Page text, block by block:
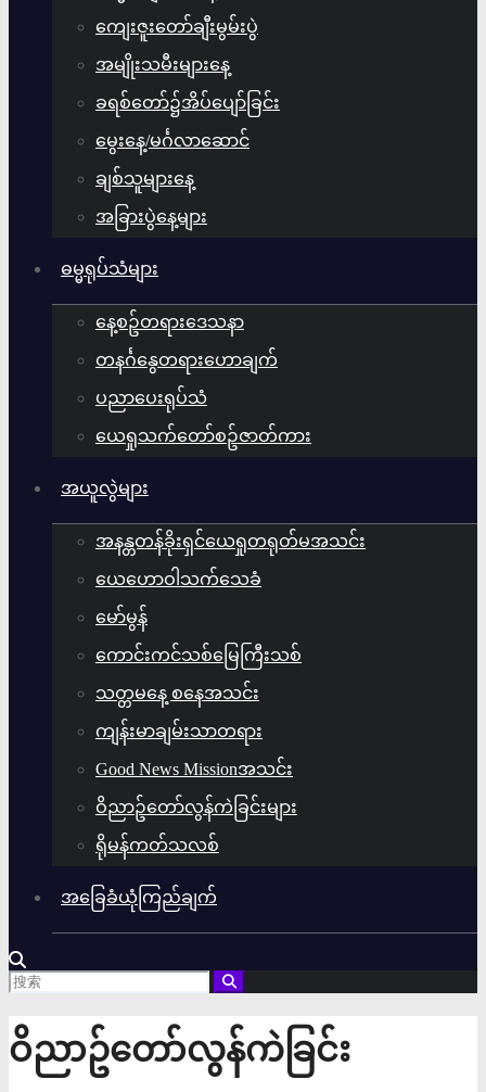
ကျေးဇူးတော်ချီးမွမ်းပွဲ
အမျိုးသမီးများနေ့
ခရစ်တော်၌အိပ်ပျော်ခြင်း
မွေးနေ့/မင်္ဂလာဆောင်
ချစ်သူများနေ့
အခြားပွဲနေ့များ
ဓမ္မရုပ်သံများ
နေ့စဥ်တရားဒေသနာ
တနင်္ဂနွေတရားဟောချက်
ပညာပေးရုပ်သံ
ယေရှုသက်တော်စဥ်ဇာတ်ကား
အယူလွဲများ
အနန္တတန်ခိုးရှင်ယေရှုတရုတ်မအသင်း
ယေဟောဝါသက်သေခံ
မော်မွန်
ကောင်းကင်သစ်မြေကြီးသစ်
သတ္တမနေ့ စနေအသင်း
ကျန်းမာချမ်းသာတရား
Good News Missionအသင်း
ဝိညာဥ်တော်လွန်ကဲခြင်းများ
ရိုမန်ကတ်သလစ်
အခြေခံယုံကြည်ချက်
ဝိညာဥ်တော်လွန်ကဲခြင်း